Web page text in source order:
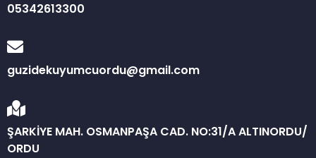
05342613300
guzidekuyumcuordu@gmail.com
ŞARKİYE MAH. OSMANPAŞA CAD. NO:31/A ALTINORDU/
ORDU